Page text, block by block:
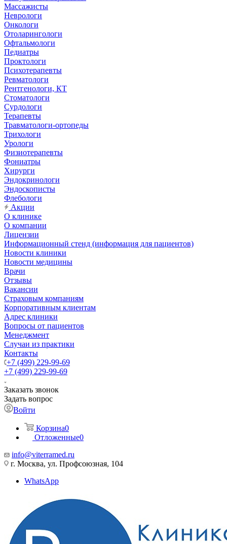
Массажисты
Неврологи
Онкологи
Отоларингологи
Офтальмологи
Педиатры
Проктологи
Психотерапевты
Ревматологи
Рентгенологи, КТ
Стоматологи
Сурдологи
Терапевты
Травматологи-ортопеды
Трихологи
Урологи
Физиотерапевты
Фониатры
Хирурги
Эндокринологи
Эндоскописты
Флебологи
Акции
О клинике
О компании
Лицензии
Информационный стенд (информация для пациентов)
Новости клиники
Новости медицины
Врачи
Отзывы
Вакансии
Страховым компаниям
Корпоративным клиентам
Адрес клиники
Вопросы от пациентов
Менеджмент
Случаи из практики
Контакты
+7 (499) 229-99-69
+7 (499) 229-99-69
Заказать звонок
Задать вопрос
Войти
Корзина0
Отложенные0
info@viterramed.ru
г. Москва, ул. Профсоюзная, 104
WhatsApp